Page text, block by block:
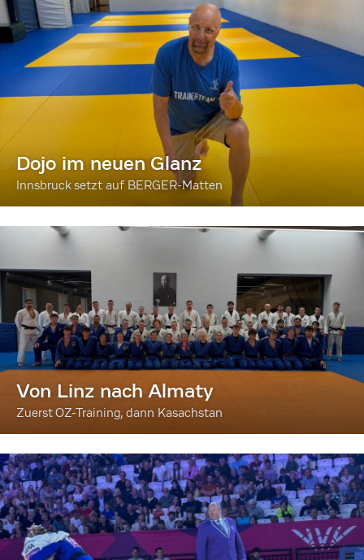
Dojo im neuen Glanz
Innsbruck setzt auf BERGER-Matten
Von Linz nach Almaty
Zuerst OZ-Training, dann Kasachstan